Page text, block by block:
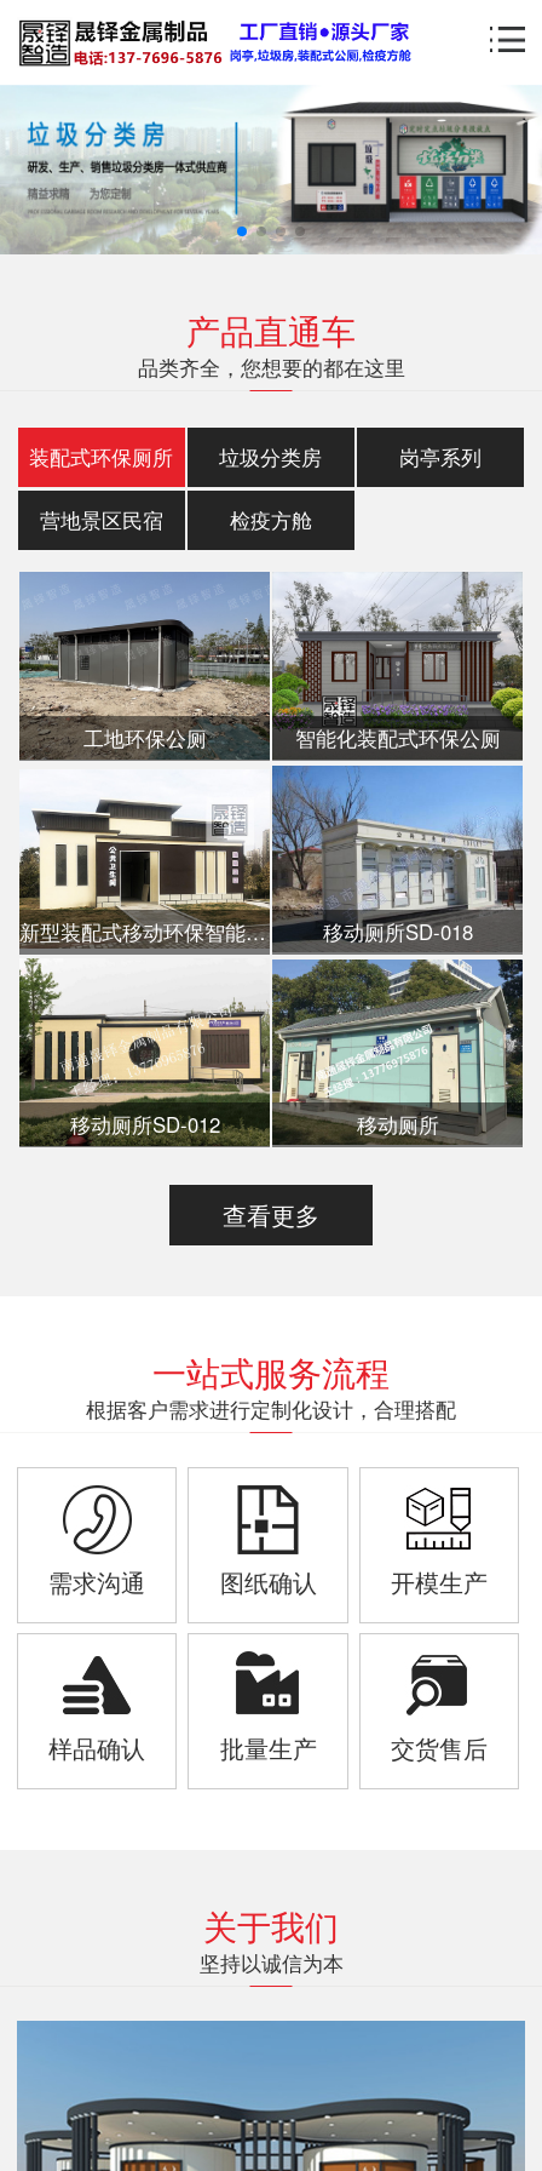
产品直通车
品类齐全，您想要的都在这里
装配式环保厕所 垃圾分类房 岗亭系列
营地景区民宿 检疫方舱
工地环保公厕 智能化装配式环保公厕
新型装配式移动环保智能公厕 移动厕所SD-018
移动厕所SD-012 移动厕所
查看更多
一站式服务流程
根据客户需求进行定制化设计，合理搭配
需求沟通 图纸确认 开模生产
样品确认 批量生产 交货售后
关于我们
坚持以诚信为本